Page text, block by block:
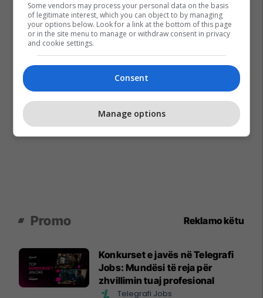
Promo Reklamo këtu
Konkurset e javës në Telegrafi
Jobs: Mundësi të reja për
zhvillimin tuaj profesional
Telegrafi Jobs
Some vendors may process your personal data on the basis
of legitimate interest, which you can object to by managing
your options below. Look for a link at the bottom of this page
or in the site menu to manage or withdraw consent in privacy
and cookie settings.
Consent
Manage options